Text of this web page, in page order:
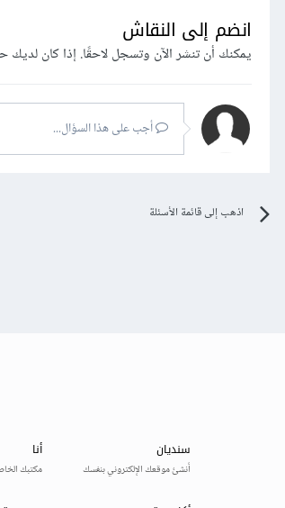
انضم إلى النقاش
يمكنك أن تنشر الآن وتسجل لاحقًا. إذا كان لديك
أجب على هذا السؤال...
اذهب إلى قائمة الأسئلة